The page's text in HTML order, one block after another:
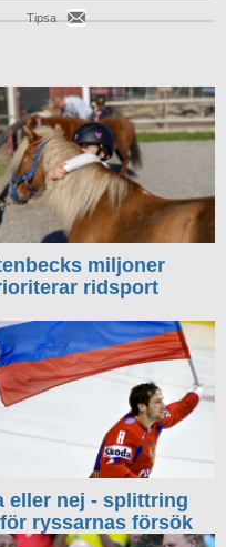
Tipsa
miljoner
ridsport
eller nej - splittring
ryssarnas försök